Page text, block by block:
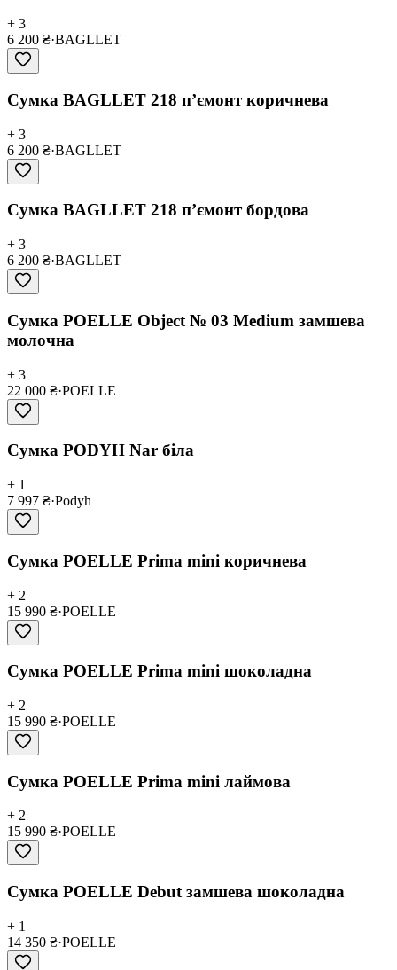
+ 3
6 200 ₴·BAGLLET
Сумка BAGLLET 218 пʼємонт коричнева
+ 3
6 200 ₴·BAGLLET
Сумка BAGLLET 218 пʼємонт бордова
+ 3
6 200 ₴·BAGLLET
Сумка POELLE Object № 03 Medium замшева
молочна
+ 3
22 000 ₴·POELLE
Сумка PODYH Nar біла
+ 1
7 997 ₴·Podyh
Сумка POELLE Prima mini коричнева
+ 2
15 990 ₴·POELLE
Сумка POELLE Prima mini шоколадна
+ 2
15 990 ₴·POELLE
Сумка POELLE Prima mini лаймова
+ 2
15 990 ₴·POELLE
Сумка POELLE Debut замшева шоколадна
+ 1
14 350 ₴·POELLE